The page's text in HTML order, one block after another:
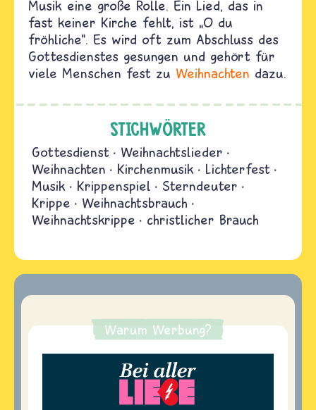
Musik eine große Rolle. Ein Lied, das in
fast keiner Kirche fehlt, ist „O du
fröhliche“. Es wird oft zum Abschluss des
Gottesdienstes gesungen und gehört für
viele Menschen fest zu Weihnachten dazu.
STICHWÖRTER
Gottesdienst
Weihnachtslieder
Weihnachten
Kirchenmusik
Lichterfest
Musik
Krippenspiel
Sterndeuter
Krippe
Weihnachtsbrauch
Weihnachtskrippe
christlicher Brauch
Warum Werbung?